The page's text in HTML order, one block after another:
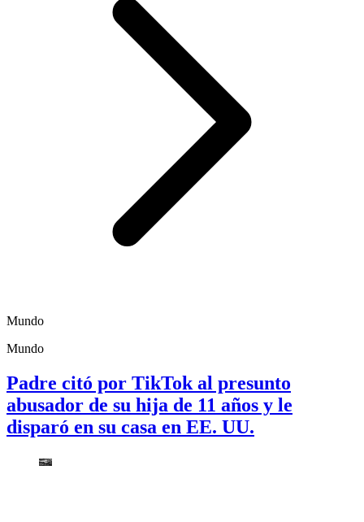
Mundo
Mundo
Padre citó por TikTok al presunto
abusador de su hija de 11 años y le
disparó en su casa en EE. UU.